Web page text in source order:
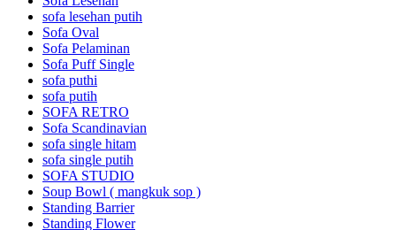
sofa lesehan putih
Sofa Oval
Sofa Pelaminan
Sofa Puff Single
sofa puthi
sofa putih
SOFA RETRO
Sofa Scandinavian
sofa single hitam
sofa single putih
SOFA STUDIO
Soup Bowl ( mangkuk sop )
Standing Barrier
Standing Flower